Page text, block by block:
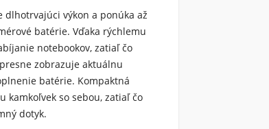
dlhotrvajúci výkon a ponúka až
batérie. Vďaka rýchlemu
notebookov, zatiaľ čo
zobrazuje aktuálnu
batérie. Kompaktná
kamkoľvek so sebou, zatiaľ čo
dotyk.